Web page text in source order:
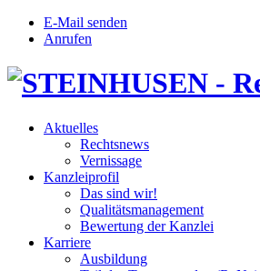
E-Mail senden
Anrufen
Aktuelles
Rechtsnews
Vernissage
Kanzleiprofil
Das sind wir!
Qualitätsmanagement
Bewertung der Kanzlei
Karriere
Ausbildung